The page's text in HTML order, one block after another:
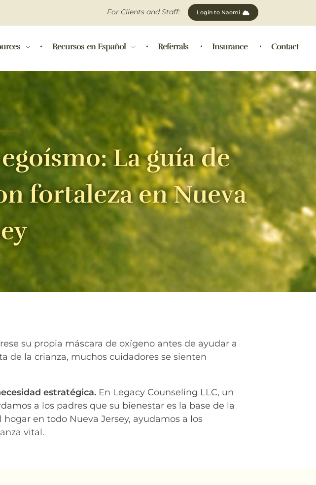
For Clients and Staff: Login to Naomi
Recursos en Español Referrals Insurance Contact
La guía de
fortaleza en Nueva
su propia máscara de oxígeno antes de ayudar a
de la crianza, muchos cuidadores se sienten
estratégica. En Legacy Counseling LLC, un
a los padres que su bienestar es la base de la
en todo Nueva Jersey, ayudamos a los
vital.